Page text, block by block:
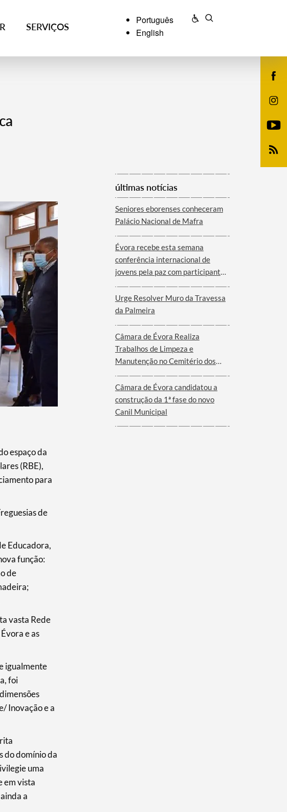
SERVIÇOS
Português
English
espaço da
(RBE),
para
de
Educadora,
função:
de
vasta Rede
e as
igualmente
foi
Inovação e a
do domínio da
uma
em vista
a
últimas notícias
Seniores eborenses conheceram
Palácio Nacional de Mafra
Évora recebe esta semana
conferência internacional de
jovens pela paz com participantes
Urge Resolver Muro da Travessa
da Palmeira
Câmara de Évora Realiza
Trabalhos de Limpeza e
Manutenção no Cemitério dos
Câmara de Évora candidatou a
construção da 1ª fase do novo
Canil Municipal